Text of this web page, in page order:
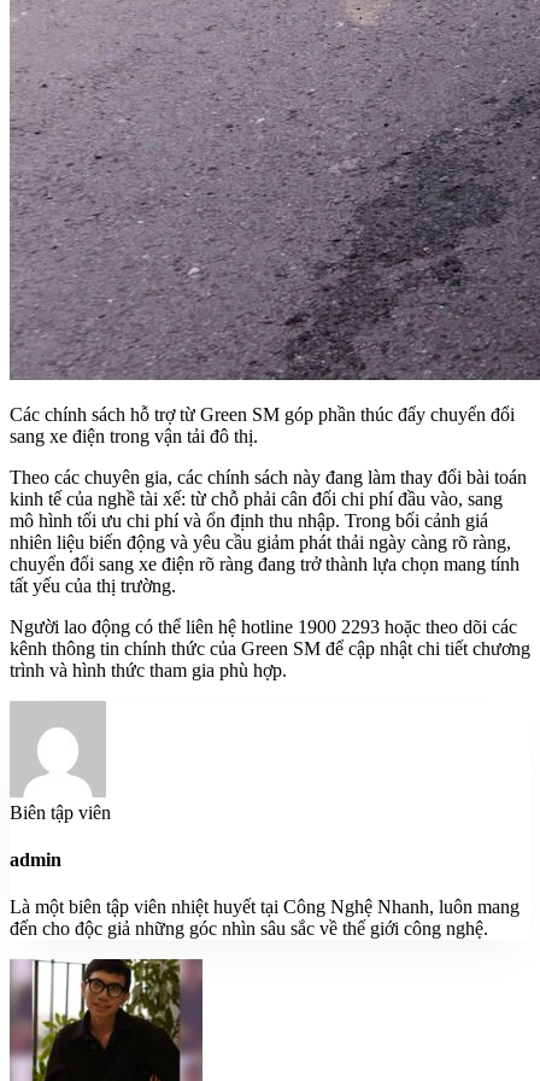
Các chính sách hỗ trợ từ Green SM góp phần thúc đẩy chuyển đổi
sang xe điện trong vận tải đô thị.
Theo các chuyên gia, các chính sách này đang làm thay đổi bài toán
kinh tế của nghề tài xế: từ chỗ phải cân đối chi phí đầu vào, sang
mô hình tối ưu chi phí và ổn định thu nhập. Trong bối cảnh giá
nhiên liệu biến động và yêu cầu giảm phát thải ngày càng rõ ràng,
chuyển đổi sang xe điện rõ ràng đang trở thành lựa chọn mang tính
tất yếu của thị trường.
Người lao động có thể liên hệ hotline 1900 2293 hoặc theo dõi các
kênh thông tin chính thức của Green SM để cập nhật chi tiết chương
trình và hình thức tham gia phù hợp.
Biên tập viên
admin
Là một biên tập viên nhiệt huyết tại Công Nghệ Nhanh, luôn mang
đến cho độc giả những góc nhìn sâu sắc về thế giới công nghệ.